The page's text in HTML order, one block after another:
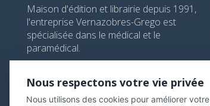
Maison d'édition et librairie depuis 1991,
l'entreprise Vernazobres-Grego est
spécialisée dans le médical et le
paramédical.
Nous respectons votre vie privée
Nous utilisons des cookies pour améliorer votre